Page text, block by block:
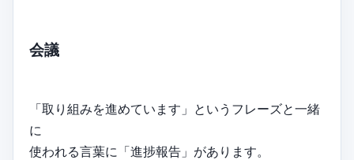
会議
「取り組みを進めています」というフレーズと一緒
に
使われる言葉に「進捗報告」があります。